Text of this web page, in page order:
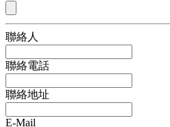
聯絡人
聯絡電話
聯絡地址
E-Mail